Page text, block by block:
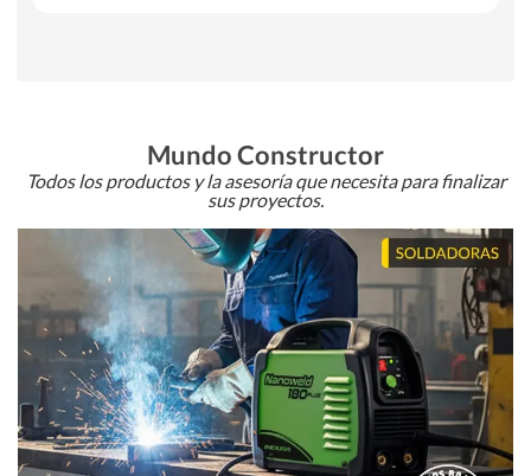
Mundo Constructor
Todos los productos y la asesoría que necesita para finalizar
sus proyectos.